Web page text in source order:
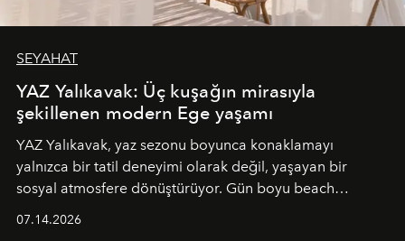
SEYAHAT
YAZ Yalıkavak: Üç kuşağın mirasıyla
şekillenen modern Ege yaşamı
YAZ Yalıkavak, yaz sezonu boyunca konaklamayı
yalnızca bir tatil deneyimi olarak değil, yaşayan bir
sosyal atmosfere dönüştürüyor. Gün boyu beach
07.14.2026